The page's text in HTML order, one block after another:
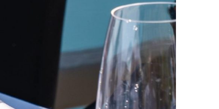
et d’une expertise raffinée.